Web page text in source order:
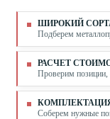
ШИРОКИЙ
Подберем
РАСЧЕТ
Проверим позиции,
Соберем нужные